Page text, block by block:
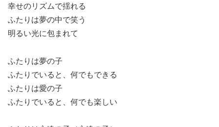
幸せのリズムで揺れる
ふたりは夢の中で笑う
明るい光に包まれて
ふたりは夢の子
ふたりでいると、何でもできる
ふたりは愛の子
ふたりでいると、何でも楽しい